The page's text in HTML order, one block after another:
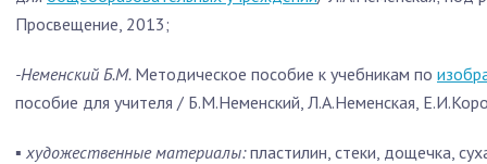
Просвещение, 2013;
-Неменский Б.М. Методическое пособие к учебникам по
пособие для учителя / Б.М.Неменский, Л.А.Неменская,
▪ художественные материалы:пластилин, стеки, дощечка,